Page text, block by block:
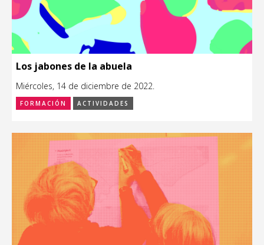
Los jabones de la abuela
Miércoles, 14 de diciembre de 2022.
FORMACIÓN ACTIVIDADES